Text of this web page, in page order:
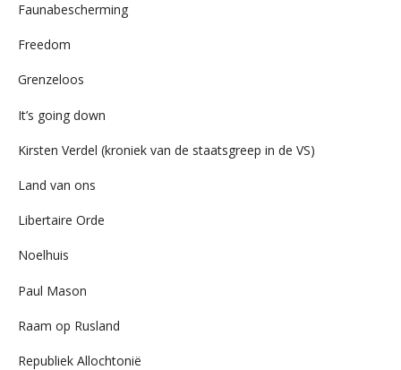
Faunabescherming
Freedom
Grenzeloos
It’s going down
Kirsten Verdel (kroniek van de staatsgreep in de VS)
Land van ons
Libertaire Orde
Noelhuis
Paul Mason
Raam op Rusland
Republiek Allochtonië